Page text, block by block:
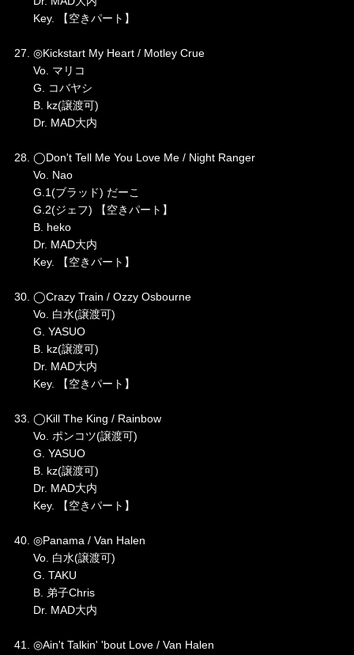
Key. 【空きパート】
27. ◎Kickstart My Heart / Motley Crue
Vo. マリコ
G. コバヤシ
B. kz(譲渡可)
Dr. MAD大内
28. ◯Don't Tell Me You Love Me / Night Ranger
Vo. Nao
G.1(ブラッド) だーこ
G.2(ジェフ) 【空きパート】
B. heko
Dr. MAD大内
Key. 【空きパート】
30. ◯Crazy Train / Ozzy Osbourne
Vo. 白水(譲渡可)
G. YASUO
B. kz(譲渡可)
Dr. MAD大内
Key. 【空きパート】
33. ◯Kill The King / Rainbow
Vo. ポンコツ(譲渡可)
G. YASUO
B. kz(譲渡可)
Dr. MAD大内
Key. 【空きパート】
40. ◎Panama / Van Halen
Vo. 白水(譲渡可)
G. TAKU
B. 弟子Chris
Dr. MAD大内
41. ◎Ain't Talkin' 'bout Love / Van Halen